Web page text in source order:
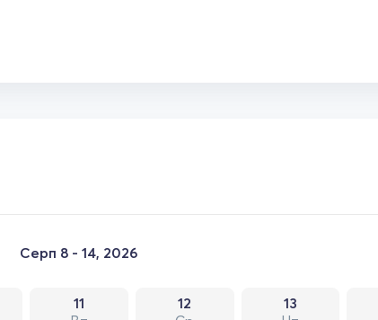
Серп 8 - 14, 2026
11
12
13